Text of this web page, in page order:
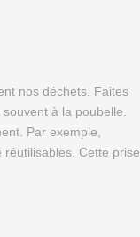
nos déchets. Faites
à la poubelle.
Par exemple,
Cette prise